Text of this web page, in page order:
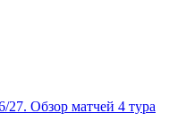
27. Обзор матчей 4 тура